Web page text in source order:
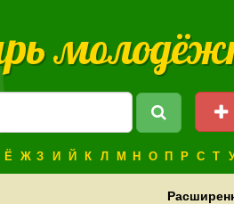
Ё Ж З И Й К Л М Н О П Р С Т